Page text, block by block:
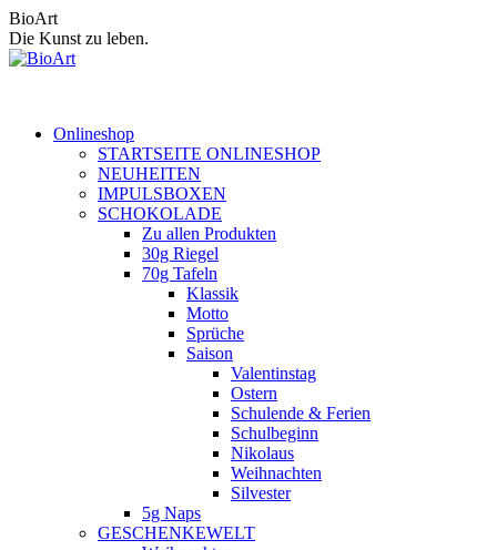
Zum
Inhalt
springen
BioArt
Die Kunst zu leben.
Onlineshop
STARTSEITE ONLINESHOP
NEUHEITEN
IMPULSBOXEN
SCHOKOLADE
Zu allen Produkten
30g Riegel
70g Tafeln
Klassik
Motto
Sprüche
Saison
Valentinstag
Ostern
Schulende & Ferien
Schulbeginn
Nikolaus
Weihnachten
Silvester
5g Naps
GESCHENKEWELT